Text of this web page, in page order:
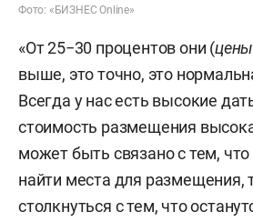
Фото: «БИЗНЕС Online»
«От 25−30 процентов они (цены
выше, это точно, это
Всегда у нас есть высокие
стоимость размещения
может быть связано с тем,
найти места для размещения,
столкнуться с тем, что